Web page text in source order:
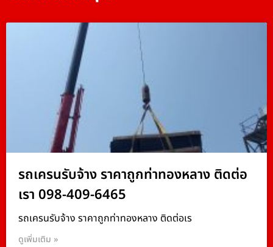
รถเครนรับจ้าง ราคาถูกท่าทองหลาง ติดต่อ
เรา 098-409-6465
รถเครนรับจ้าง ราคาถูกท่าทองหลาง ติดต่อเร
ดูเพิ่มเติม »